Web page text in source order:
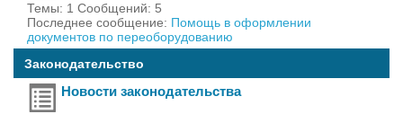
Темы: 1 Сообщений: 5
Последнее сообщение: Помощь в оформлении
документов по переоборудованию
Законодательство
Новости законодательства